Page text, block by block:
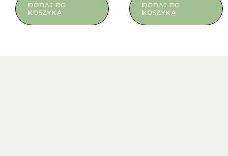
DODAJ DO
KOSZYKA
DODAJ DO
KOSZYKA